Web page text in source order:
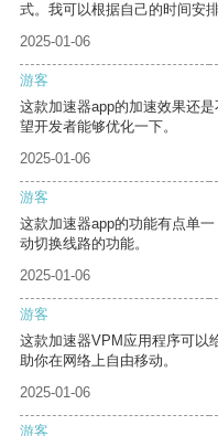
式。我可以根据自己的时间安
2025-01-06
游客
这款加速器app的加速效果还
望开发者能够优化一下。
2025-01-06
游客
这款加速器app的功能有点单
动切换线路的功能。
2025-01-06
游客
这款加速器VPM应用程序可以
助你在网络上自由移动。
2025-01-06
游客